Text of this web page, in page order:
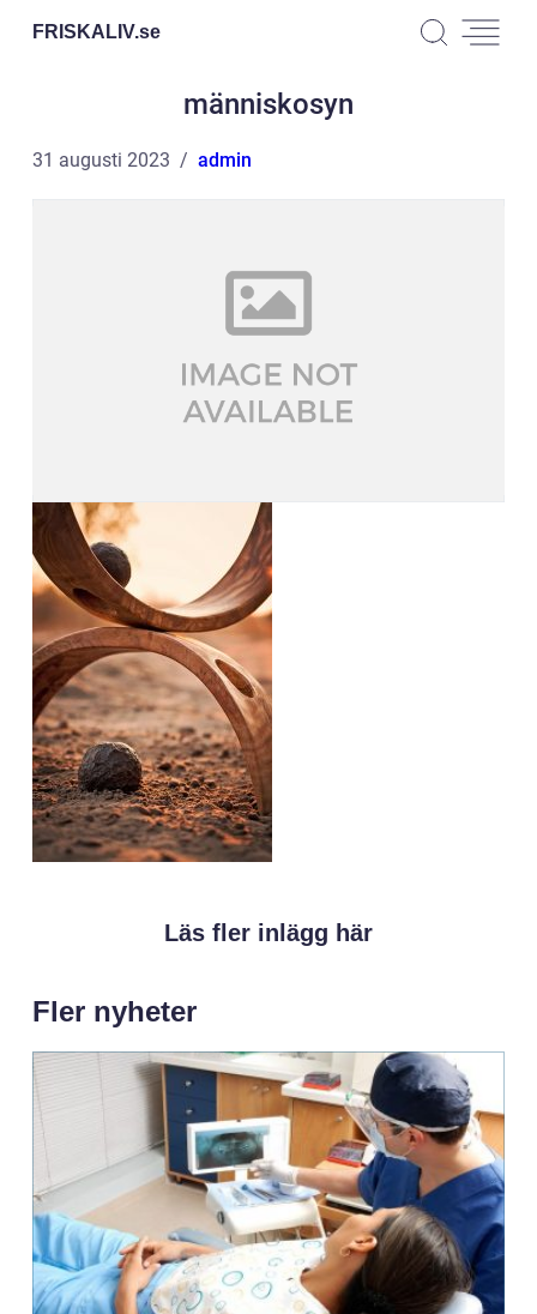
FRISKALIV.se
människosyn
31 augusti 2023 admin
Läs fler inlägg här
Fler nyheter